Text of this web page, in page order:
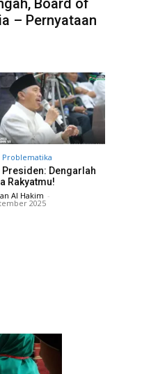
– Pernyataan
Problematika
Presiden: Dengarlah
Rakyatmu!
Al Hakim -
2025